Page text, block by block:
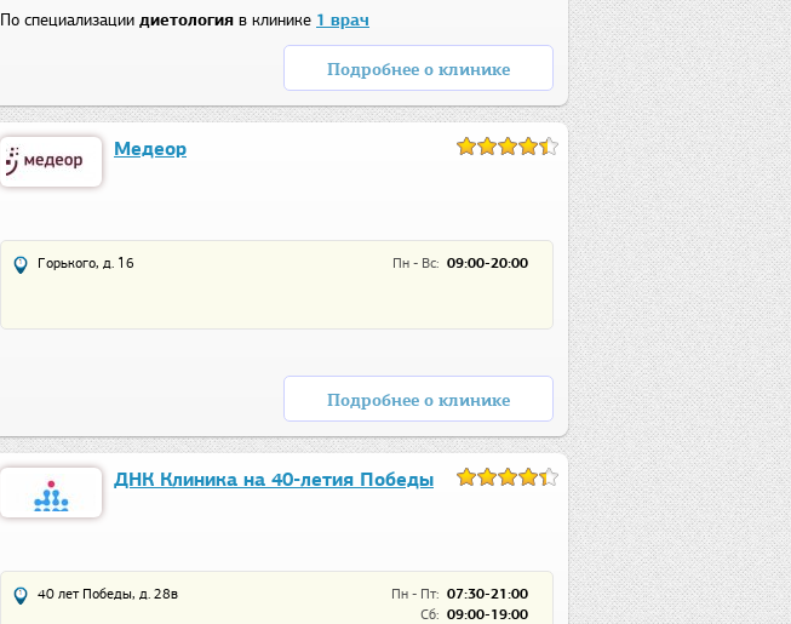
По специализации диетология в клинике 1 врач
Подробнее о клинике
Медеор
Пн - Вс: 09:00-20:00
Горького, д. 16
Подробнее о клинике
ДНК Клиника на 40-летия Победы
Пн - Пт: 07:30-21:00
Сб: 09:00-19:00
40 лет Победы, д. 28в